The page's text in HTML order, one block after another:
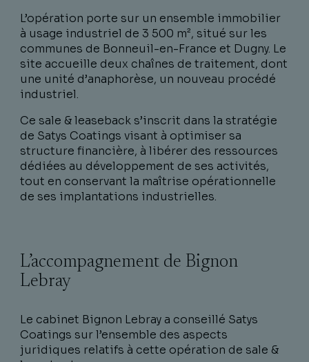
L’opération porte sur un ensemble immobilier
à usage industriel de 3 500 m², situé sur les
communes de Bonneuil-en-France et Dugny. Le
site accueille deux chaînes de traitement, dont
une unité d’anaphorèse, un nouveau procédé
industriel.
Ce sale & leaseback s’inscrit dans la stratégie
de Satys Coatings visant à optimiser sa
structure financière, à libérer des ressources
dédiées au développement de ses activités,
tout en conservant la maîtrise opérationnelle
de ses implantations industrielles.
L’accompagnement de Bignon
Lebray
Le cabinet Bignon Lebray a conseillé Satys
Coatings sur l’ensemble des aspects
juridiques relatifs à cette opération de sale &